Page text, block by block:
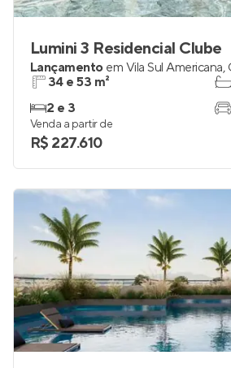
Lumini 3 Residencial Clube
Lançamento em Vila Sul Americana,
34 e 53 m²
2 e 3
Venda a partir de
R$ 227.610